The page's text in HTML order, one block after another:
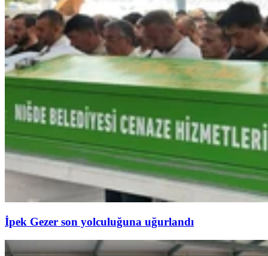
İpek Gezer son yolculuğuna uğurlandı